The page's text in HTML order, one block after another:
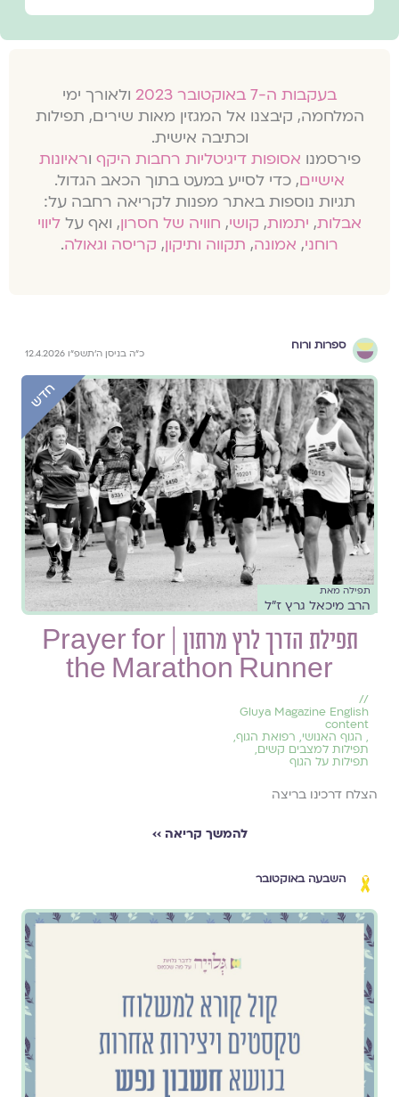
בעקבות ה-7 באוקטובר 2023
ולאורך ימי
המלחמה, קיבצנו אל המגזין מאות שירים, תפילות
וכתיבה אישית.
פירסמנו אסופות דיגיטליות רחבות היקףוראיונות
אישיים, כדי לסייע במעט בתוך הכאב הגדול.
תגיות נוספות באתר מפנות לקריאה רחבה על:
אבלות, יתמות, קושי, חוויה של חסרון, ואף על ליווי
רוחני, אמונה, תקווה ותיקון, קריסה וגאולה.
ספרות ורוח
כ״ה בניסן ה׳תשפ״ו 12.4.2026
תפילה מאת
הרב מיכאל גרץ ז״ל
תפילת הדרך לרץ מרתון | Prayer for
the Marathon Runner
//
Gluya Magazine English
content
, הגוף האנושי, רפואת הגוף,
תפילות למצבים קשים,
תפילות על הגוף
הצלח דרכינו בריצה
להמשך קריאה ››
השבעה באוקטובר